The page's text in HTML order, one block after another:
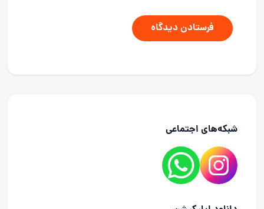
فرستادن دیدگاه
شبکه‌های اجتماعی